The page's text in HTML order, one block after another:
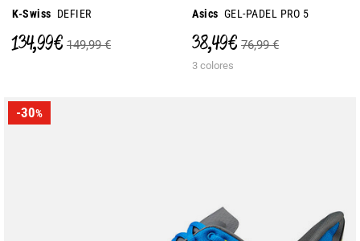
K-Swiss DEFIER
134,99 € 149,99 €
Asics GEL-PADEL PRO 5
38,49 € 76,99 €
3 colores
-30%